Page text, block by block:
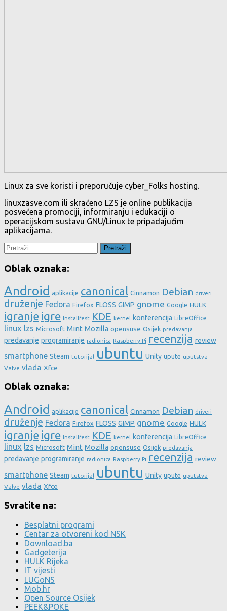
Linux za sve koristi i preporučuje cyber_Folks hosting.
linuxzasve.com ili skraćeno LZS je online publikacija
posvećena promociji, informiranju i edukaciji o
operacijskom sustavu GNU/Linux te pripadajućim
aplikacijama.
Pretraži:
Oblak oznaka:
Android aplikacije canonical Cinnamon Debian driveri
druženje Fedora Firefox FLOSS GIMP gnome Google HULK
igranje igre Installfest KDE kernel konferencija LibreOffice
linux lzs Microsoft Mint Mozilla opensuse Osijek predavanja
predavanje programiranje radionica Raspberry Pi recenzija review
smartphone Steam tutorijal ubuntu Unity upute uputstva
Valve vlada Xfce
Oblak oznaka:
Android aplikacije canonical Cinnamon Debian driveri
druženje Fedora Firefox FLOSS GIMP gnome Google HULK
igranje igre Installfest KDE kernel konferencija LibreOffice
linux lzs Microsoft Mint Mozilla opensuse Osijek predavanja
predavanje programiranje radionica Raspberry Pi recenzija review
smartphone Steam tutorijal ubuntu Unity upute uputstva
Valve vlada Xfce
Svratite na:
Besplatni programi
Centar za otvoreni kod NSK
Download.ba
Gadgeterija
HULK Rijeka
IT vijesti
LUGoNS
Mob.hr
Open Source Osijek
PEEK&POKE